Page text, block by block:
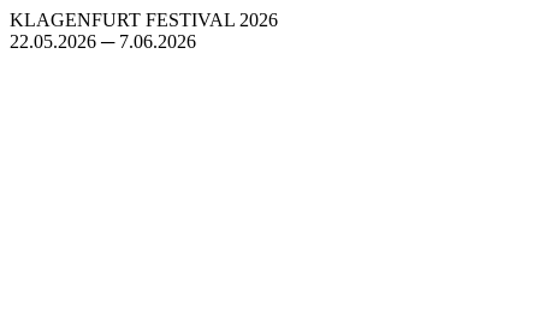
Zum
Inhalt
KLAGENFURT FESTIVAL 2026
22.05.2026 ─ 7.06.2026